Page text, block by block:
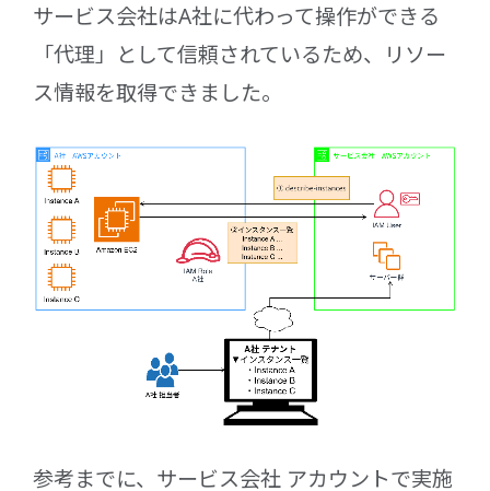
サービス会社はA社に代わって操作ができる
「代理」として信頼されているため、リソー
ス情報を取得できました。
参考までに、サービス会社 アカウントで実施